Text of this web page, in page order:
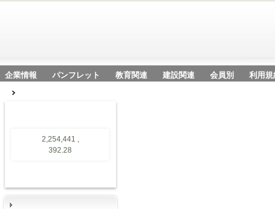
企業情報 パンフレット 教育関連 建設関連 会員別 利用規
2,254,441 ,
392.28